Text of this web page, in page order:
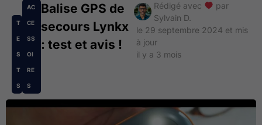
T
E
S
T
S
AC
CE
SS
OI
RE
S
Balise GPS de
secours Lynkx
: test et avis !
Rédigé avec
par
Sylvain D.
le 29 septembre 2024 et mis
à jour
il y a 3 mois